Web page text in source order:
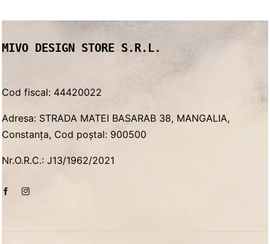
MIVO DESIGN STORE S.R.L.
Cod fiscal: 44420022
Adresa: STRADA MATEI BASARAB 38, MANGALIA,
Constanța, Cod poștal: 900500
Nr.O.R.C.: J13/1962/2021